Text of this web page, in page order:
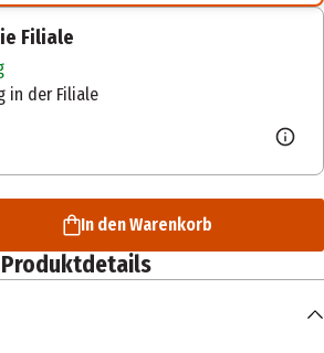
Filiale
in der Filiale
In den Warenkorb
Produktdetails